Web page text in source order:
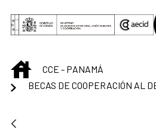
Saltar al contenido principal
INICIOCCE - PANAMÁ